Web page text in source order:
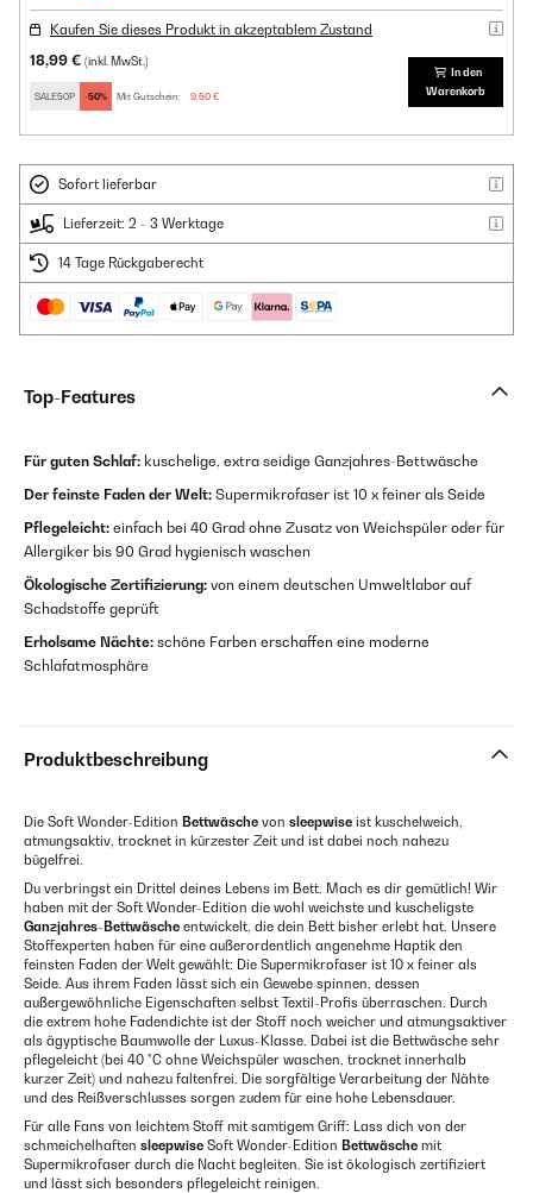
Kaufen Sie dieses Produkt in akzeptablem Zustand
18,99 € (inkl. MwSt.)
SALE50P -50% Mit Gutschein: 9,50 €
In den
Warenkorb
Sofort lieferbar
Lieferzeit: 2 - 3 Werktage
14 Tage Rückgaberecht
Top-Features
Für guten Schlaf: kuschelige, extra seidige Ganzjahres-Bettwäsche
Der feinste Faden der Welt: Supermikrofaser ist 10 x feiner als Seide
Pflegeleicht: einfach bei 40 Grad ohne Zusatz von Weichspüler oder für
Allergiker bis 90 Grad hygienisch waschen
Ökologische Zertifizierung: von einem deutschen Umweltlabor auf
Schadstoffe geprüft
Erholsame Nächte: schöne Farben erschaffen eine moderne
Schlafatmosphäre
Produktbeschreibung
Die Soft Wonder-Edition Bettwäsche von sleepwise ist kuschelweich,
atmungsaktiv, trocknet in kürzester Zeit und ist dabei noch nahezu
bügelfrei.
Du verbringst ein Drittel deines Lebens im Bett. Mach es dir gemütlich! Wir
haben mit der Soft Wonder-Edition die wohl weichste und kuscheligste
Ganzjahres-Bettwäsche entwickelt, die dein Bett bisher erlebt hat. Unsere
Stoffexperten haben für eine außerordentlich angenehme Haptik den
feinsten Faden der Welt gewählt: Die Supermikrofaser ist 10 x feiner als
Seide. Aus ihrem Faden lässt sich ein Gewebe spinnen, dessen
außergewöhnliche Eigenschaften selbst Textil-Profis überraschen. Durch
die extrem hohe Fadendichte ist der Stoff noch weicher und atmungsaktiver
als ägyptische Baumwolle der Luxus-Klasse. Dabei ist die Bettwäsche sehr
pflegeleicht (bei 40 °C ohne Weichspüler waschen, trocknet innerhalb
kurzer Zeit) und nahezu faltenfrei. Die sorgfältige Verarbeitung der Nähte
und des Reißverschlusses sorgen zudem für eine hohe Lebensdauer.
Für alle Fans von leichtem Stoff mit samtigem Griff: Lass dich von der
schmeichelhaften sleepwise Soft Wonder-Edition Bettwäsche mit
Supermikrofaser durch die Nacht begleiten. Sie ist ökologisch zertifiziert
und lässt sich besonders pflegeleicht reinigen.